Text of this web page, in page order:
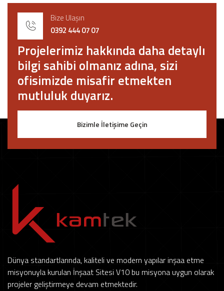
Bize Ulaşın
0392 444 07 07
Projelerimiz hakkında daha detaylı
bilgi sahibi olmanız adına, sizi
ofisimizde misafir etmekten
mutluluk duyarız.
Bizimle İletişime Geçin
Dünya standartlarında, kaliteli ve modern yapılar inşaa etme
misyonuyla kurulan İnşaat Sitesi V10 bu misyona uygun olarak
projeler geliştirmeye devam etmektedir.